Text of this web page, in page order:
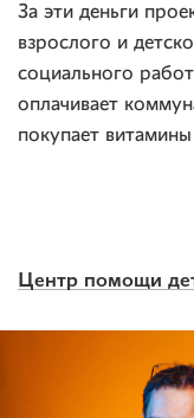
За эти деньги
взрослого и
социального
оплачивает
покупает
Центр помощи